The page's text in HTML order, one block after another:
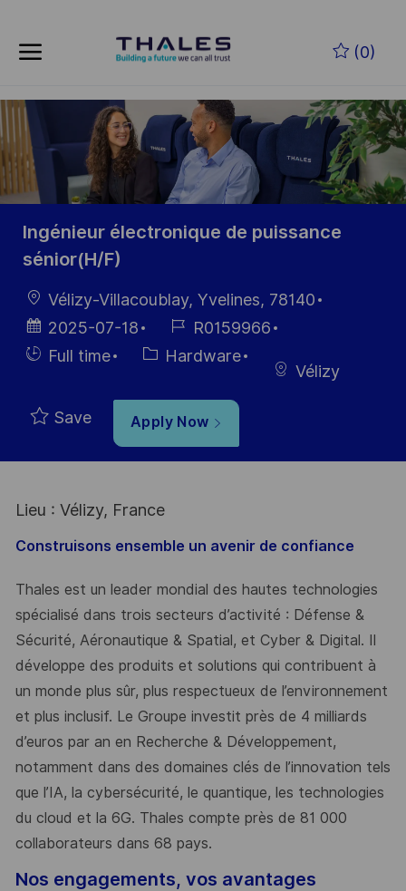
(0)
-
Ingénieur électronique de puissance
sénior(H/F)
LocationVélizy-Villacoublay, Yvelines, 78140
Posted
Date
2025-07-18
Job
Id
R0159966
HiringFull time CategoryHardware
Vélizy
Save Apply Now
Lieu : Vélizy, France
Construisons ensemble un avenir de confiance
Thales est un leader mondial des hautes technologies
spécialisé dans trois secteurs d’activité : Défense &
Sécurité, Aéronautique & Spatial, et Cyber & Digital. Il
développe des produits et solutions qui contribuent à
un monde plus sûr, plus respectueux de l’environnement
et plus inclusif. Le Groupe investit près de 4 milliards
d’euros par an en Recherche & Développement,
notamment dans des domaines clés de l’innovation tels
que l’IA, la cybersécurité, le quantique, les technologies
du cloud et la 6G. Thales compte près de 81 000
collaborateurs dans 68 pays.
Nos engagements, vos avantages